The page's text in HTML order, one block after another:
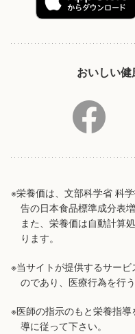
おいしい健
※栄養価は、文部科学省 科
告の日本食品標準成分表
また、栄養価は自動計算
ります。
※当サイトが提供するサー
のであり、医療行為を行
※医師の指示のもと栄養指
導に従って下さい。